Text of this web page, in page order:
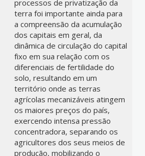
processos de privatização da
terra foi importante ainda para
a compreensão da acumulação
dos capitais em geral, da
dinâmica de circulação do capital
fixo em sua relação com os
diferenciais de fertilidade do
solo, resultando em um
território onde as terras
agrícolas mecanizáveis atingem
os maiores preços do país,
exercendo intensa pressão
concentradora, separando os
agricultores dos seus meios de
produção, mobilizando o